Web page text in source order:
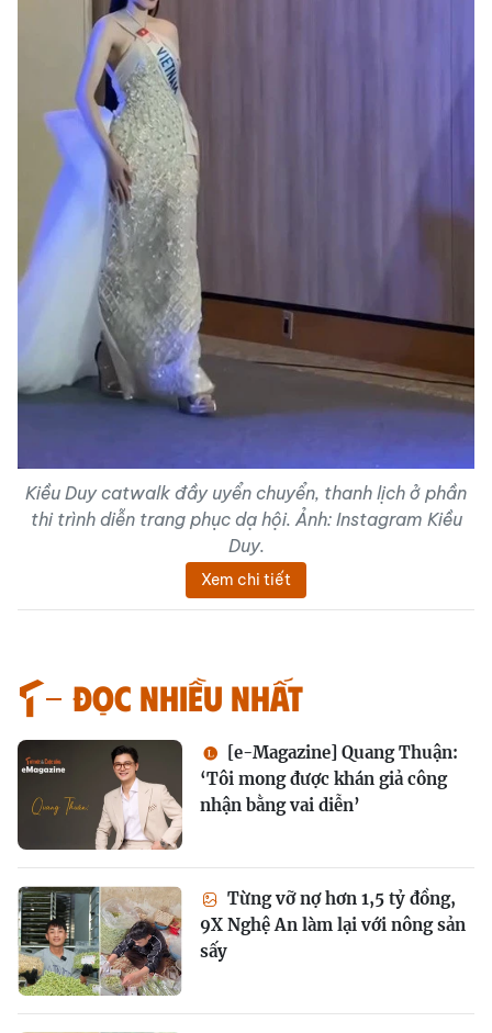
Kiều Duy catwalk đầy uyển chuyển, thanh lịch ở phần
thi trình diễn trang phục dạ hội. Ảnh: Instagram Kiều
Duy.
Xem chi tiết
Đọc nhiều nhất
[e-Magazine] Quang Thuận:
‘Tôi mong được khán giả công
nhận bằng vai diễn’
Từng vỡ nợ hơn 1,5 tỷ đồng,
9X Nghệ An làm lại với nông sản
sấy